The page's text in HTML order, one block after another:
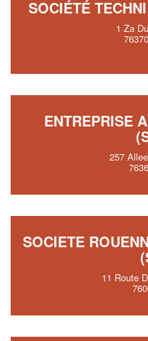
SOCIÉTÉ
1 Za
ENTREPRISE
257
SOCIETE
11 Route